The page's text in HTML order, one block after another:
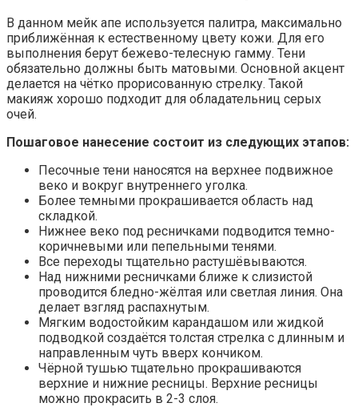
В данном мейк апе используется палитра, максимально
приближённая к естественному цвету кожи. Для его
выполнения берут бежево-телесную гамму. Тени
обязательно должны быть матовыми. Основной акцент
делается на чётко прорисованную стрелку. Такой
макияж хорошо подходит для обладательниц серых
очей.
Пошаговое нанесение состоит из следующих этапов:
Песочные тени наносятся на верхнее подвижное
веко и вокруг внутреннего уголка.
Более темными прокрашивается область над
складкой.
Нижнее веко под ресничками подводится темно-
коричневыми или пепельными тенями.
Все переходы тщательно растушёвываются.
Над нижними ресничками ближе к слизистой
проводится бледно-жёлтая или светлая линия. Она
делает взгляд распахнутым.
Мягким водостойким карандашом или жидкой
подводкой создаётся толстая стрелка с длинным и
направленным чуть вверх кончиком.
Чёрной тушью тщательно прокрашиваются
верхние и нижние ресницы. Верхние ресницы
можно прокрасить в 2-3 слоя.